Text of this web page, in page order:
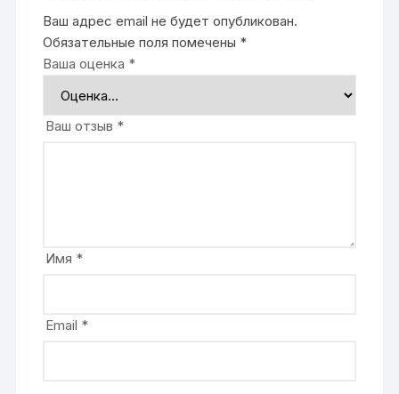
Ваш адрес email не будет опубликован.
Обязательные поля помечены *
Ваша оценка *
Ваш отзыв *
Имя *
Email *